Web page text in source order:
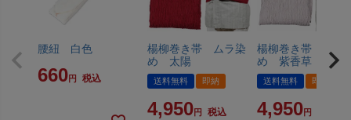
腰紐 白色
660 税込
楊柳巻き帯 ムラ染
め 太陽
送料無料 即納
4,950 税込
楊柳巻き帯 ムラ
め 紫香草
送料無料 即納
4,950